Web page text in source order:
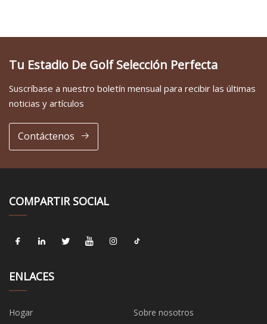
Tu Estadio De Golf Selección Perfecta
Suscríbase a nuestro boletín mensual para recibir las últimas
noticias y artículos
Contáctenos
COMPARTIR SOCIAL
ENLACES
Hogar
Sobre nosotros